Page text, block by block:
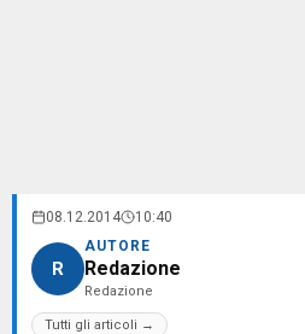
08.12.2014 10:40
R
AUTORE
Redazione
Redazione
Tutti gli articoli →